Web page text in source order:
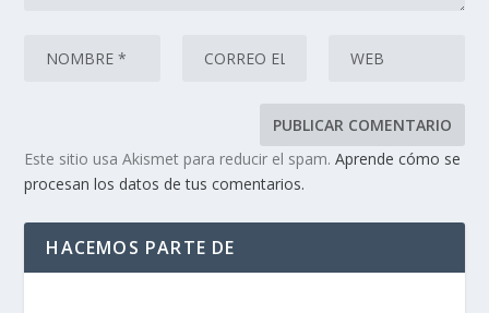
Este sitio usa Akismet para reducir el spam.Aprende cómo se
procesan los datos de tus comentarios.
HACEMOS PARTE DE